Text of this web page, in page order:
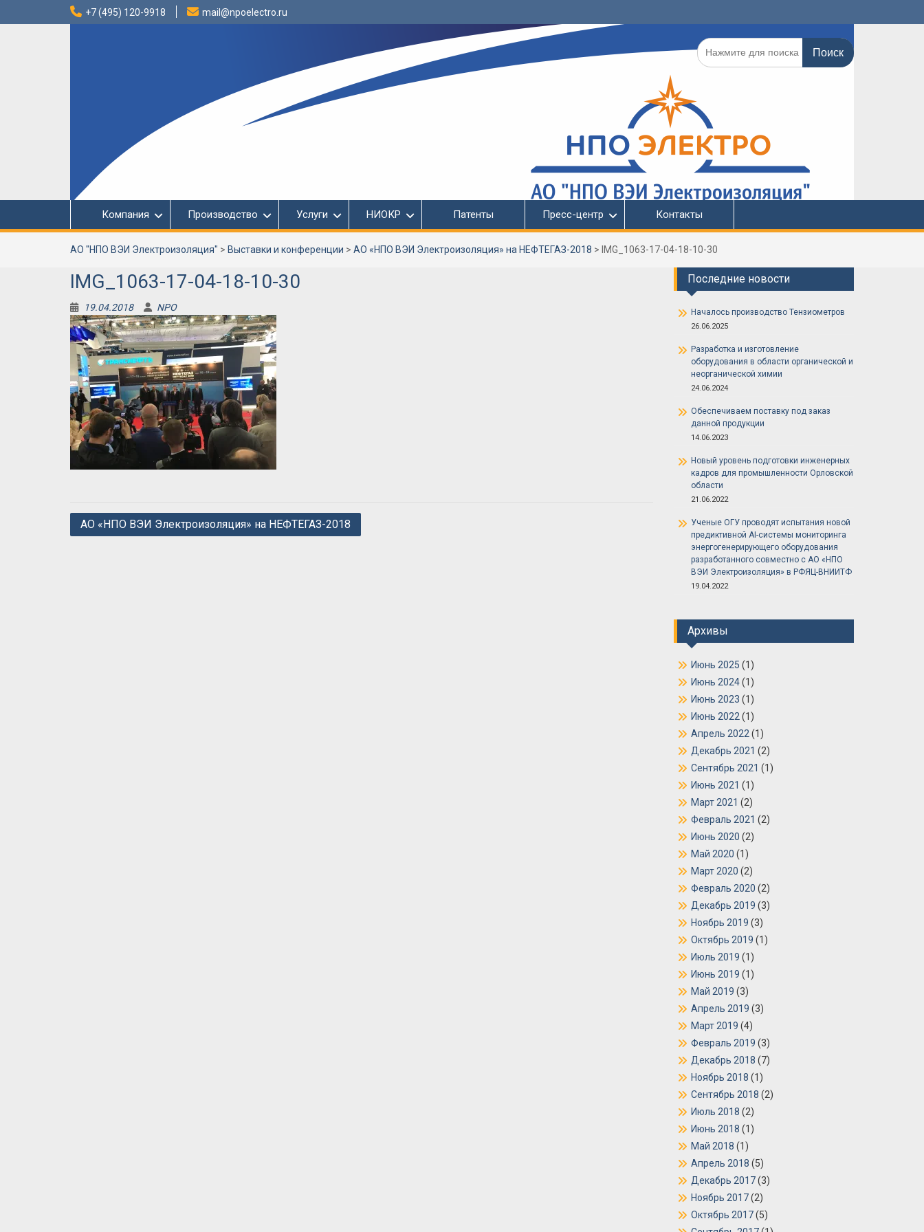
+7 (495) 120-9918 mail@npoelectro.ru
Поиск
по:
Компания Производство Услуги НИОКР Патенты Пресс-центр Контакты
АО "НПО ВЭИ Электроизоляция" > Выставки и конференции > АО «НПО ВЭИ Электроизоляция» на НЕФТЕГАЗ-2018 > IMG_1063-17-04-18-10-30
IMG_1063-17-04-18-10-30
19.04.2018 NPO
Навигация
АО «НПО ВЭИ Электроизоляция» на НЕФТЕГАЗ-2018
Последние новости
Началось производство Тензиометров
26.06.2025
Разработка и изготовление
оборудования в области органической и
неорганической химии
24.06.2024
Обеспечиваем поставку под заказ
данной продукции
14.06.2023
Новый уровень подготовки инженерных
кадров для промышленности Орловской
области
21.06.2022
Ученые ОГУ проводят испытания новой
предиктивной AI-системы мониторинга
энергогенерирующего оборудования
разработанного совместно с АО «НПО
ВЭИ Электроизоляция» в РФЯЦ-ВНИИТФ
19.04.2022
Архивы
Июнь 2025 (1)
Июнь 2024(1)
Июнь 2023 (1)
Июнь 2022 (1)
Апрель 2022 (1)
Декабрь 2021 (2)
Сентябрь 2021 (1)
Июнь 2021 (1)
Март 2021 (2)
Февраль 2021 (2)
Июнь 2020 (2)
Май 2020 (1)
Март 2020 (2)
Февраль 2020 (2)
Декабрь 2019 (3)
Ноябрь 2019 (3)
Октябрь 2019 (1)
Июль 2019 (1)
Июнь 2019 (1)
Май 2019 (3)
Апрель 2019 (3)
Март 2019 (4)
Февраль 2019 (3)
Декабрь 2018 (7)
Ноябрь 2018 (1)
Сентябрь 2018 (2)
Июль 2018 (2)
Июнь 2018 (1)
Май 2018 (1)
Апрель 2018 (5)
Декабрь 2017(3)
Ноябрь 2017(2)
Октябрь 2017(5)